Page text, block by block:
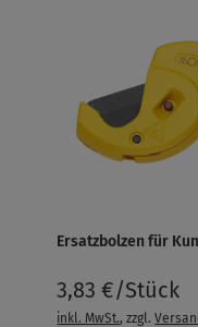
Ersatzbolzen für
3,83 €/Stück
inkl. MwSt., zzgl.